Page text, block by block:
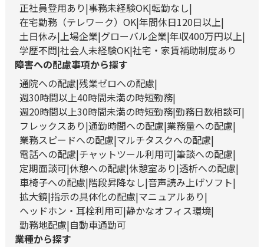
正社員登用あり 事務未経験OK 転勤なし
在宅勤務（テレワーク）OK 年間休日120日以上
土日休み 上場企業 グローバル企業 年収400万円以上
学歴不問 社会人未経験OK 社宅・家賃補助制度あり
障害への配慮事項から探す
通院への配慮 残業ゼロへの配慮
週30時間以上40時間未満の時短勤務
週20時間以上30時間未満の時短勤務 勤務日数相談可
フレックスあり 通勤時間への配慮 業務量への配慮
業務スピードへの配慮 マルチタスクへの配慮
電話への配慮 チャットツール利用可 筆談への配慮
定期面談可 休憩への配慮 休憩室あり 透析への配慮
車椅子への配慮 階段昇降なし 音声読み上げソフト
拡大鏡 指示の具体化の配慮 マニュアルあり
ヘッドホン・耳栓利用可 静かなオフィス環境
勤務地配慮 自動車通勤可
業種から探す